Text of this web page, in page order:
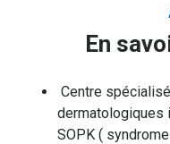
En
Centre
dermatologiques
SOPK (